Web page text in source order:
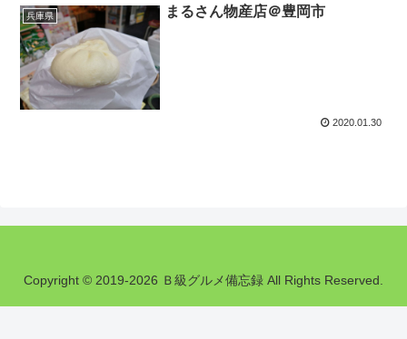
兵庫県 まるさん物産店＠豊岡市
2020.01.30
Copyright © 2019-2026 Ｂ級グルメ備忘録 All Rights Reserved.